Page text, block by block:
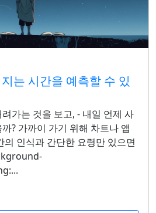
는 시간을 예측할 수 있
가는 것을 보고, - 내일 언제 사
? 가까이 가기 위해 차트나 앱
의 인식과 간단한 요령만 있으면